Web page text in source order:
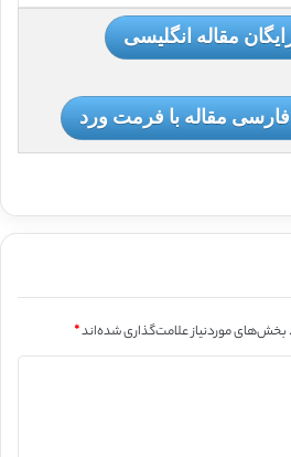
مقاله انگلیسی
مقاله با فرمت ورد
بخش‌های موردنیاز علامت‌گذاری شده‌اند*